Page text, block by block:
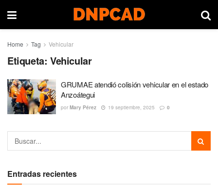
Home Tag Vehicular
Etiqueta: Vehicular
GRUMAE atendió colisión vehicular en el estado
Anzoátegui
por Mary Pérez 19 septiembre, 2025 0
Entradas recientes